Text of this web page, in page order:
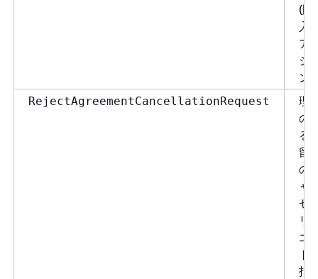
(購
入
ア
シ
ン)
RejectAgreementCancellationRequest
理
の
る
留
の
ャ
セ
リ
エ
ト
拒